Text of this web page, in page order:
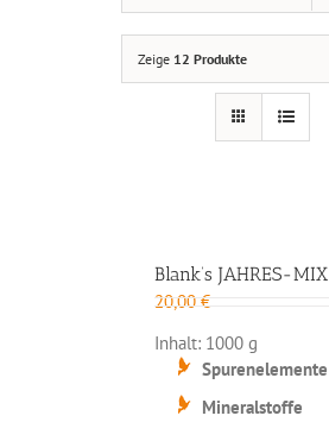
Zeige 12 Produkte
Blank’s JAHRES-MIX
20,00€
Inhalt: 1000 g
Spurenelemente
Mineralstoffe